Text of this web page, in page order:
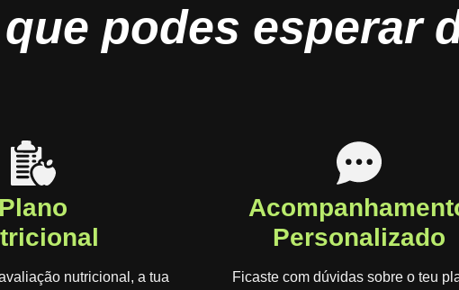
que podes esperar
Plano
nutricional, a tua
Personalizado
Ficaste com dúvidas sobre o teu